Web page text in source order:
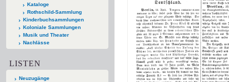
Kataloge
Rothschild-Sammlung
Kinderbuchsammlungen
Koloniale Sammlungen
Musik und Theater
Nachlässe
LISTEN
Neuzugänge